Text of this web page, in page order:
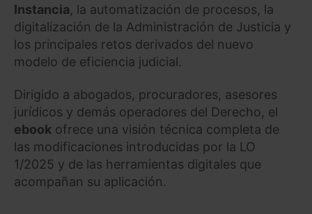
Instancia, la automatización de procesos, la
digitalización de la Administración de Justicia y
los principales retos derivados del nuevo
modelo de eficiencia judicial.
Dirigido a abogados, procuradores, asesores
jurídicos y demás operadores del Derecho, el
ebook ofrece una visión técnica completa de
las modificaciones introducidas por la LO
1/2025 y de las herramientas digitales que
acompañan su aplicación.